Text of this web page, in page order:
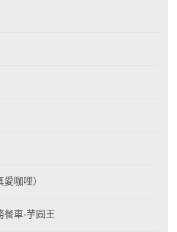
咖哩）
餐車-芋圓王